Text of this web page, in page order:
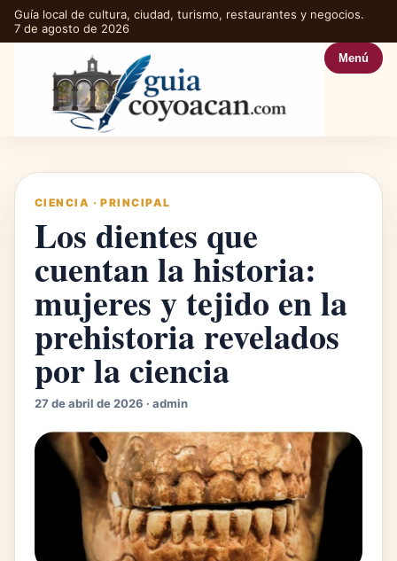
Guía local de cultura, ciudad, turismo, restaurantes y negocios.
7 de agosto de 2026
Menú
CIENCIA ·PRINCIPAL
Los dientes que
cuentan la historia:
mujeres y tejido en la
prehistoria revelados
por la ciencia
27 de abril de 2026 · admin